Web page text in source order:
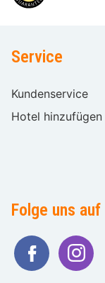
Service
Kundenservice
Hotel hinzufügen
Folge uns auf